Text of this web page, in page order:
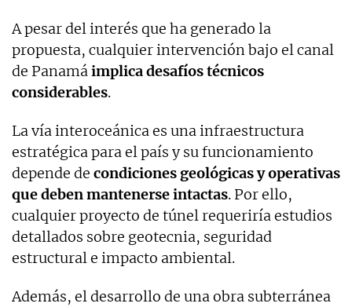
A pesar del interés que ha generado la
propuesta, cualquier intervención bajo el canal
de Panamáimplica desafíos técnicos
considerables.
La vía interoceánica es una infraestructura
estratégica para el país y su funcionamiento
depende de condiciones geológicas y operativas
que deben mantenerse intactas. Por ello,
cualquier proyecto de túnel requeriría estudios
detallados sobre geotecnia, seguridad
estructural e impacto ambiental.
Además, el desarrollo de una obra subterránea